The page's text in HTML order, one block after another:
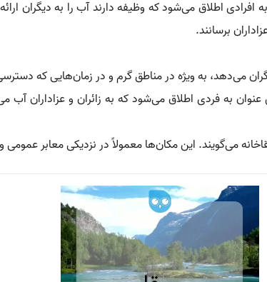
اطلاق می‌شود که وظیفه دارند آب را به دیگران
برسانند.
می‌دهد، به ویژه در مناطق گرم و در زمان‌هایی که
به فردی اطلاق می‌شود که به زائران و عزاداران
می‌گویند. این مکان‌ها معمولاً در نزدیکی معابر عمومی